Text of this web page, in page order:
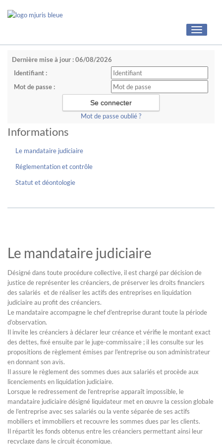
Toggle
Dernière mise à jour : 06/08/2026
Identifiant :
Mot de passe :
Mot de passe oublié ?
Informations
Le mandataire judiciaire
Réglementation et contrôle
Statut et déontologie
Le mandataire judiciaire
Désigné dans toute procédure collective, il est chargé par décision de
justice de représenter les créanciers, de préserver les droits financiers
des salariés et de réaliser les actifs des entreprises en liquidation
judiciaire au profit des créanciers.
Le mandataire accompagne le chef d’entreprise durant toute la période
d’observation.
Il invite les créanciers à déclarer leur créance et vérifie le montant exact
des dettes, fixé ensuite par le juge-commissaire ; il les consulte sur les
propositions de règlement émises par l'entreprise ou son administrateur
en donnant son avis.
Il assure le règlement des sommes dues aux salariés et procède aux
licenciements en liquidation judiciaire.
Lorsque le redressement de l’entreprise apparaît impossible, le
mandataire judiciaire désigné liquidateur met en œuvre la cession globale
de l’entreprise avec ses salariés ou la vente séparée de ses actifs
mobiliers et immobiliers et recouvre les sommes dues par les clients.
Il répartit les fonds obtenus entre les créanciers permettant ainsi leur
recyclage dans le circuit économique.